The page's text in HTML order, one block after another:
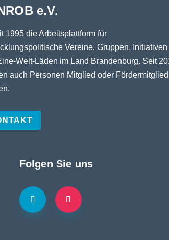
e.V.
1995 die Arbeitsplattform für
Vereine, Gruppen, Initiativen
Welt-Läden im Land Brandenburg. Seit
auch Personen Mitglied oder Fördermitglied
Folgen Sie uns